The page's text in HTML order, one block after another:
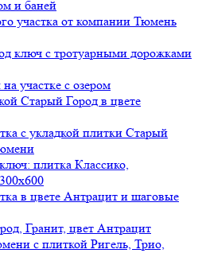
и баней
участка от компании Тюмень
ключ с тротуарными дорожками
участке с озером
Старый Город в цвете
с укладкой плитки Старый
плитка Классико,
в цвете Антрацит и шаговые
Гранит, цвет Антрацит
с плиткой Ригель, Трио,